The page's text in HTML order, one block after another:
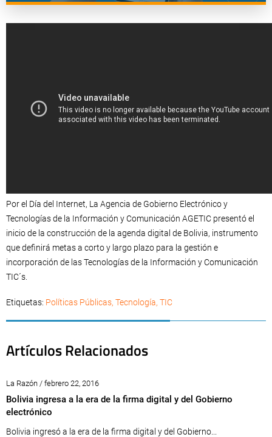
Por el Día del Internet, La Agencia de Gobierno Electrónico y
Tecnologías de la Información y Comunicación AGETIC presentó el
inicio de la construcción de la agenda digital de Bolivia, instrumento
que definirá metas a corto y largo plazo para la gestión e
incorporación de las Tecnologías de la Información y Comunicación
TIC´s.
Etiquetas: Políticas Públicas, Tecnología, TIC
Artículos Relacionados
La Razón / febrero 22, 2016
Bolivia ingresa a la era de la firma digital y del Gobierno
electrónico
Bolivia ingresó a la era de la firma digital y del Gobierno...